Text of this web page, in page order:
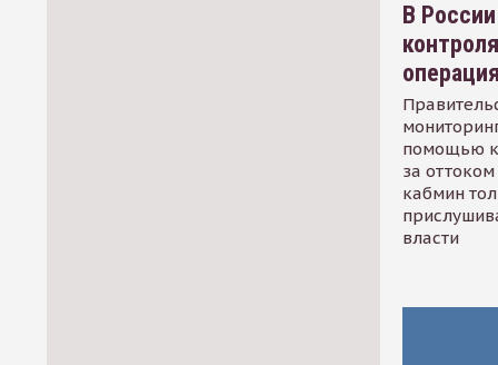
В
помощью
за
кабмин
власти